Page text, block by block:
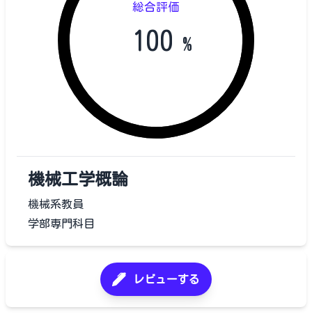
総合評価
100 %
機械工学概論
機械系教員
学部専門科目
レビューする